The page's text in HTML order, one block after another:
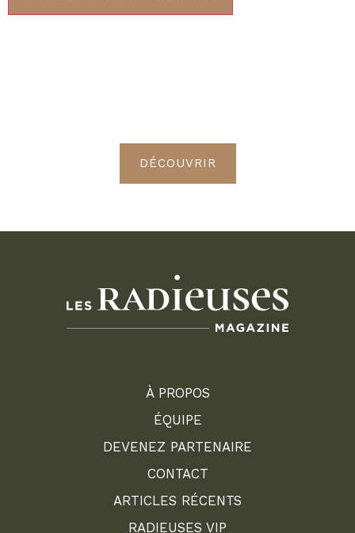
DÉCOUVRIR
À PROPOS
ÉQUIPE
DEVENEZ PARTENAIRE
CONTACT
ARTICLES RÉCENTS
RADIEUSES VIP